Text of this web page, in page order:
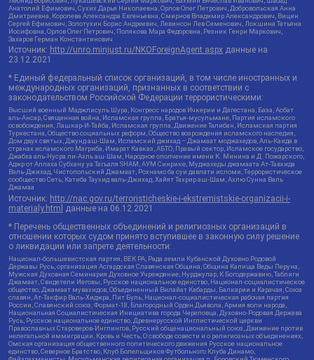
Анатолий Ефимович, Сухих Дарья Николаевна, Орлов Олег Петрович, Добровольская Анна
Дмитриевна, Королева Александра Евгеньевна, Смирнов Владимир Александрович, Вицин
Сергей Ефимович, Золотухин Борис Андреевич, Левинсон Лев Семенович, Локшина Татьяна
Иосифовна, Орлов Олег Петрович, Полякова Мара Федоровна, Резник Генри Маркович,
Захаров Герман Константинович
Источник: http://unro.minjust.ru/NKOForeignAgent.aspx данные на
23.12.2021
* Единый федеральный список организаций, в том числе иностранных и
международных организаций, признанных в соответствии с
законодательством Российской Федерации террористическими:
Высший военный Маджлисуль Шура, Конгресс народов Ичкерии и Дагестана, База, Асбат
аль-Ансар, Священная война, Исламская группа, Братья-мусульмане, Партия исламского
освобождения, Лашкар-И-Тайба, Исламская группа, Движение Талибан, Исламская партия
Туркестана, Общество социальных реформ, Общество возрождения исламского наследия,
Дом двух святых, Джунд аш-Шам, Исламский джихад – Джамаат моджахедов, Аль-Каида в
странах исламского Магриба, Имарат Кавказ, АБТО, Правый сектор, Исламское государство,
Джабха аль-Нусра ли-Ахль аш-Шам, Народное ополчение имени К. Минина и Д. Пожарского,
Аджр от Аллаха Субхану уа Тагьаля SHAM, АУМ Синрике, Муджахеды джамаата Ат-Тавхида
Валь-Джихад, Чистопольский Джамаат, Рохнамо ба суи давлати исломи, Террористическое
сообщество Сеть, Катиба Таухид валь-Джихад, Хайят Тахрир аш-Шам, Ахлю Сунна Валь
Джамаа
Источник: http://nac.gov.ru/terroristicheskie-i-ekstremistskie-organizacii-i-
materialy.html
данные на 06.12.2021
* Перечень общественных объединений и религиозных организаций в
отношении которых судом принято вступившее в законную силу решение
о ликвидации или запрете деятельности:
Национал-большевистская партия, ВЕК РА, Рада земли Кубанской Духовно Родовой
Державы Русь, организация Асгардская Славянская Община, Община Капища Веды Перуна,
Мужская Духовная Семинария Духовное Учреждение, Нурджулар, К Богодержавию, Таблиги
Джамаат, Свидетели Иеговы, Русское национальное единство, Национал-социалистическое
общество, Джамаат мувахидов, Объединенный Вилайат Кабарды, Балкарии и Карачая, Союз
славян, Ат-Такфир Валь-Хиджра, Пит Буль, Национал-социалистическая рабочая партия
России, Славянский союз, Формат-18, Благородный Орден Дьявола, Армия воли народа,
Национальная Социалистическая Инициатива города Череповца, Духовно-Родовая Держава
Русь, Русское национальное единство, Древнерусской Инглистической церкви
Православных Староверов-Инглингов, Русский общенациональный союз, Движение против
нелегальной иммиграции, Кровь и Честь, О свободе совести и о религиозных объединениях,
Омская организация общественного политического движения Русское национальное
единство, Северное Братство, Клуб Болельщиков Футбольного Клуба Динамо,